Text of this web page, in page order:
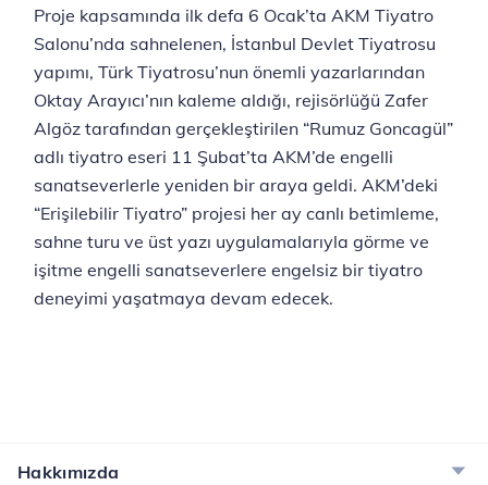
Proje kapsamında ilk defa 6 Ocak’ta AKM Tiyatro
Salonu’nda sahnelenen, İstanbul Devlet Tiyatrosu
yapımı, Türk Tiyatrosu’nun önemli yazarlarından
Oktay Arayıcı’nın kaleme aldığı, rejisörlüğü Zafer
Algöz tarafından gerçekleştirilen “Rumuz Goncagül”
adlı tiyatro eseri 11 Şubat’ta AKM’de engelli
sanatseverlerle yeniden bir araya geldi. AKM’deki
“Erişilebilir Tiyatro” projesi her ay canlı betimleme,
sahne turu ve üst yazı uygulamalarıyla görme ve
işitme engelli sanatseverlere engelsiz bir tiyatro
deneyimi yaşatmaya devam edecek.
Hakkımızda